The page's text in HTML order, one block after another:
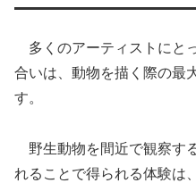
多くのアーティストにと
合いは、動物を描く際の最
す。
野生動物を間近で観察す
れることで得られる体験は